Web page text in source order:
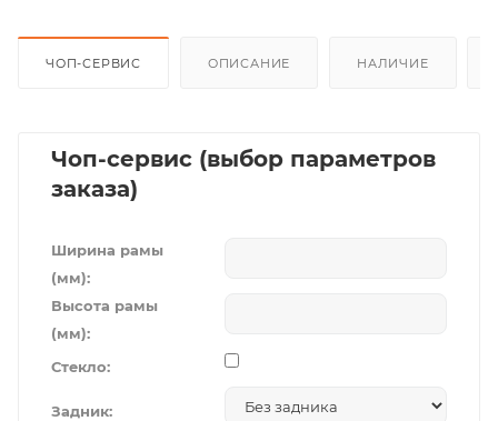
ЧОП-СЕРВИС ОПИСАНИЕ НАЛИЧИЕ
Чоп-сервис (выбор параметров
заказа)
Ширина рамы
(мм):
Высота рамы
(мм):
Стекло:
Задник: